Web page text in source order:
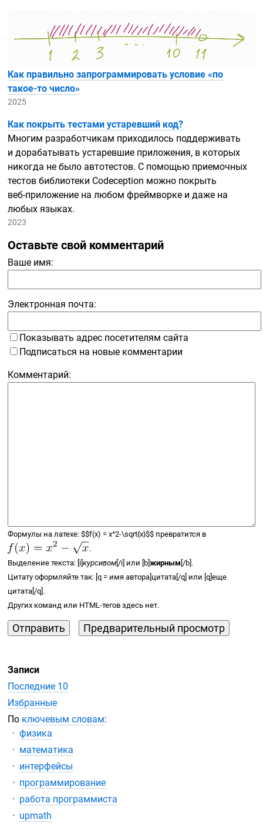
Как правильно запрограммировать условие «по
такое-то число»
2025
Как покрыть тестами устаревший код?
Многим разработчикам приходилось поддерживать
и дорабатывать устаревшие приложения, в которых
никогда не было автотестов. С помощью приемочных
тестов библиотеки Codeception можно покрыть
веб-приложение на любом фреймворке и даже на
любых языках.
2023
Оставьте свой комментарий
Ваше имя:
Электронная почта:
Показывать адрес посетителям сайта
Подписаться на новые комментарии
Комментарий:
Формулы на латехе:$$f(x) =x^2-\sqrt{x}$$ превратится в
.
Выделение текста: [i]курсивом[/i] или [b]жирным [/b].
Цитату оформляйте так: [q = имя автора]цитата[/q] или [q]еще
цитата[/q].
Других команд или HTML-тегов здесь нет.
Записи
Последние 10
Избранные
По ключевым словам:
физика
математика
интерфейсы
программирование
работа программиста
upmath